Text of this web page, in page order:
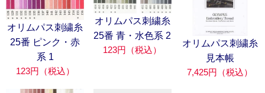
オリムパス刺繍糸
25番 ピンク・赤
系 1
123円（税込）
オリムパス刺繍糸
25番 青・水色系 2
123円（税込）
オリムパス刺繍糸
見本帳
7,425円（税込）